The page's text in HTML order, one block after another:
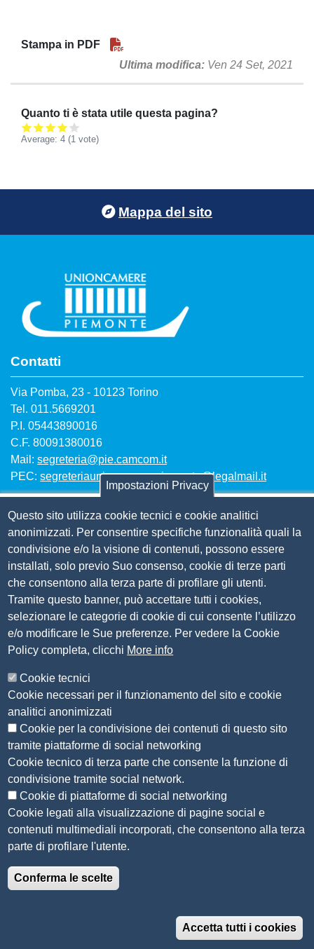
Stampa in PDF
Ultima modifica
Ven 24 Set, 2021
Quanto ti è stata utile questa pagina?
Average: 4 (1 vote)
Mappa del sito
Contatti
Via Pomba, 23 - 10123 Torino
Tel. 011.5669201
P.I. 05443890016
C.F. 80091380016
Mail: segreteria@pie.camcom.it
PEC: segreteriaunioncamerepiemonte@legalmail.it
Amm. trasparente
Bandi per contributi
Codice etico
Organigramma
Piano anticorruzione 2019-2021
Selezione personale
Statuto
CSR Piemonte
AlpMed - le Camere di commercio dell'Euroregione
ADR Piemonte
Seguici su
Menù privacy
Note legali Accesso riservato Privacy
© 2022 Unioncamere Piemonte - Realizzato con
Impostazioni Privacy
Questo sito utilizza cookie tecnici e cookie analitici
anonimizzati. Per consentire specifiche funzionalità quali la
condivisione e/o la visione di contenuti, possono essere
installati, solo previo Suo consenso, cookie di terze parti
che consentono alla terza parte di profilare gli utenti.
Tramite questo banner, può accettare tutti i cookies,
selezionare le categorie di cookie di cui consente l’utilizzo
e/o modificare le Sue preferenze. Per vedere la Cookie
Policy completa, clicchi More info
Cookie tecnici
Cookie necessari per il funzionamento del sito e cookie
analitici anonimizzati
Cookie per la condivisione dei contenuti di questo sito
tramite piattaforme di social networking
Cookie tecnico di terza parte che consente la funzione di
condivisione tramite social network.
Cookie di piattaforme di social networking
Cookie legati alla visualizzazione di pagine social e
contenuti multimediali incorporati, che consentono alla terza
parte di profilare l'utente.
Conferma le scelte
Accetta tutti i cookies